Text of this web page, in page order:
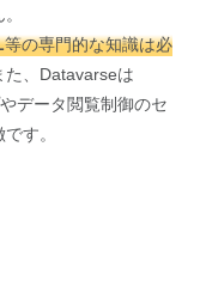
の専門的な知識は必
た、Datavarseは
データ閲覧制御のセ
す。